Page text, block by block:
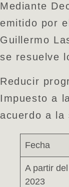
Mediante
emitido por
Guillermo
se resuelve
Reducir
Impuesto a
acuerdo a la
Fecha
A partir
2023